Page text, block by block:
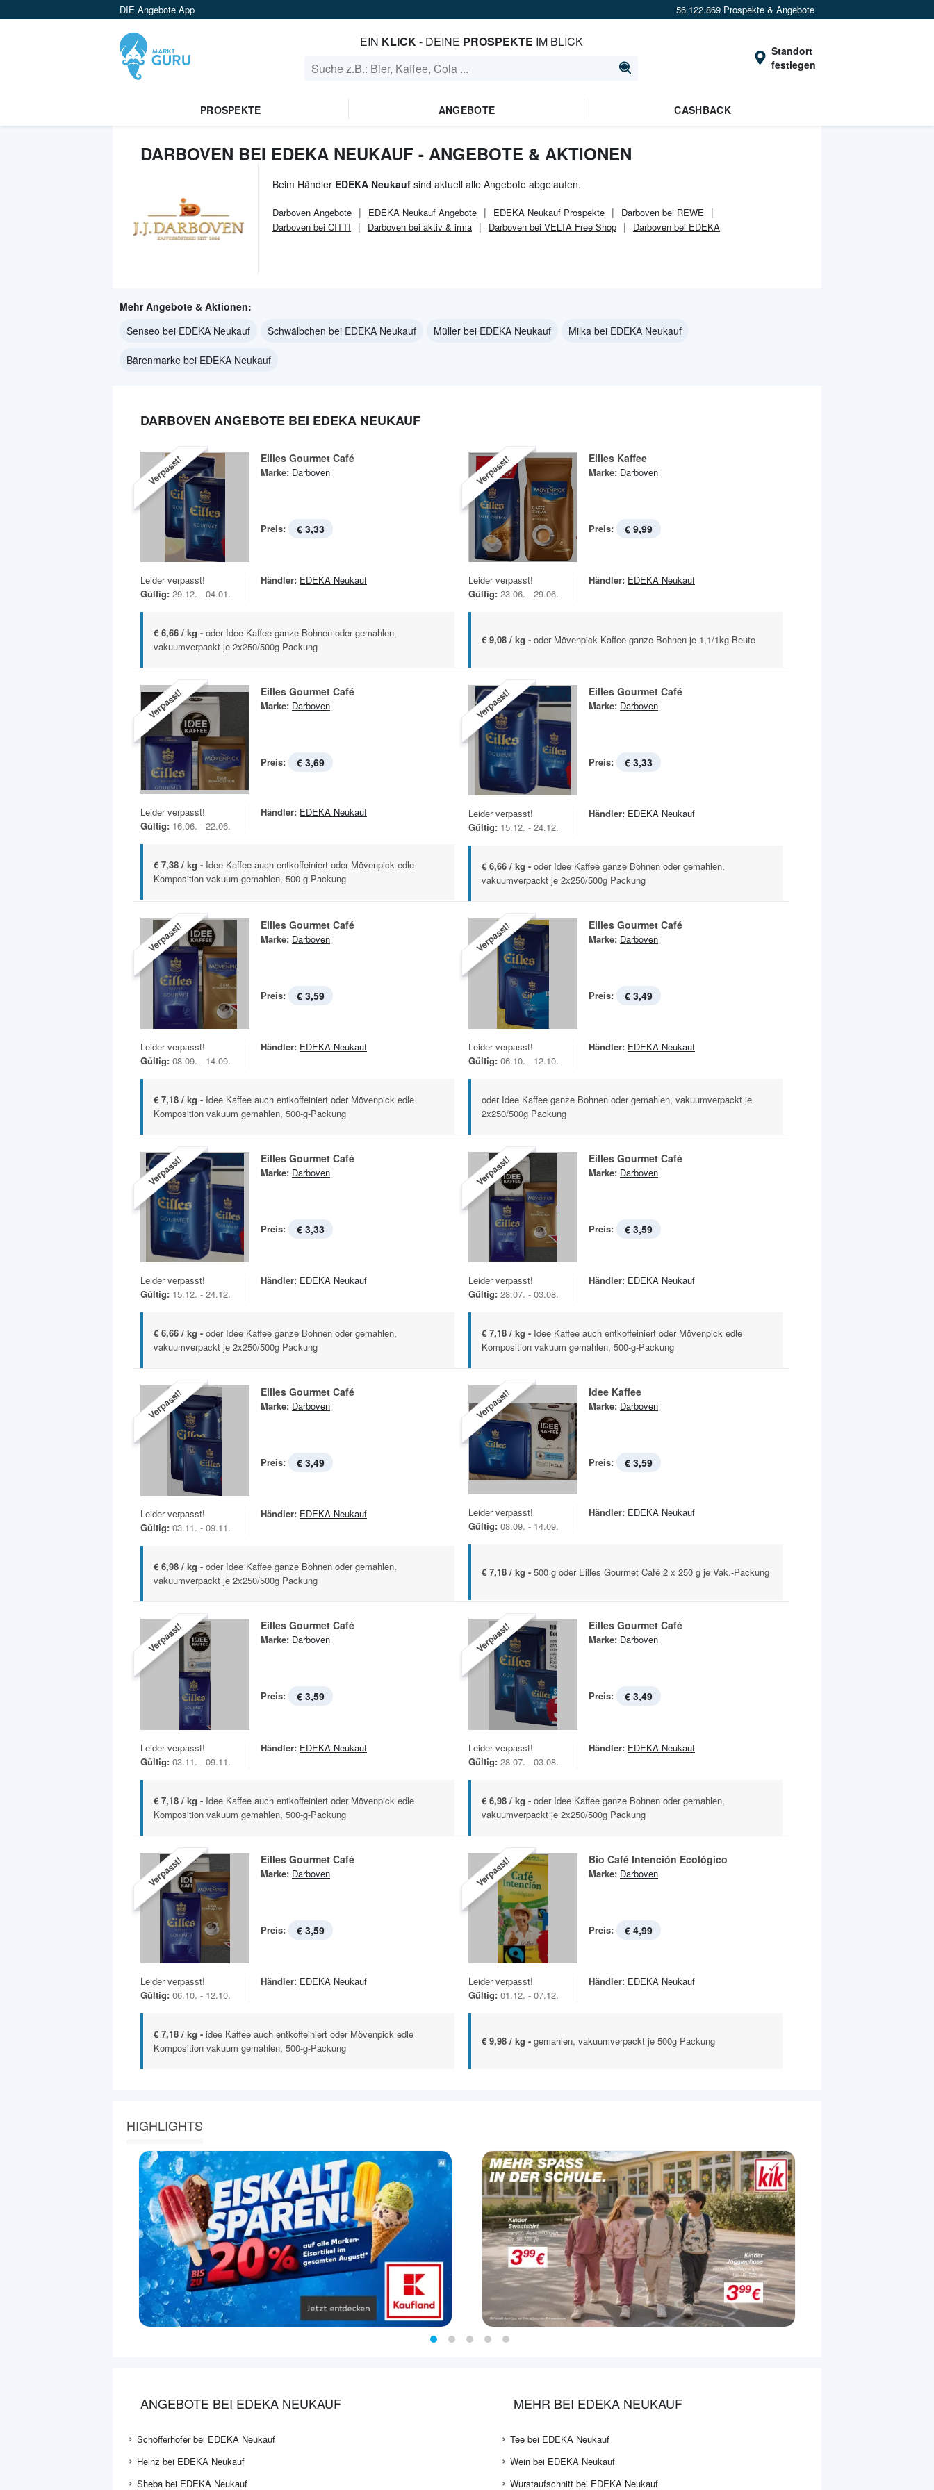
DIE Angebote App 56.122.869 Prospekte & Angebote
EIN KLICK- DEINE PROSPEKTE IM BLICK
Standort
festlegen
PROSPEKTE ANGEBOTE CASHBACK
DARBOVEN BEI EDEKA NEUKAUF - ANGEBOTE & AKTIONEN
Beim Händler EDEKA Neukauf sind aktuell alle Angebote abgelaufen.
Darboven Angebote EDEKA Neukauf Angebote EDEKA Neukauf Prospekte
Darboven bei REWE
Darboven bei CITTI
Darboven bei aktiv & irma Darboven bei VELTA Free Shop Darboven bei EDEKA
Mehr Angebote & Aktionen:
Senseo bei EDEKA Neukauf
Schwälbchen bei EDEKA Neukauf Müller bei EDEKA Neukauf Milka bei EDEKA Neukauf
Bärenmarke bei EDEKA Neukauf
DARBOVEN ANGEBOTE BEI EDEKA NEUKAUF
Verpasst! Eilles Gourmet Café
Marke: Darboven
Preis: € 3,33
Leider verpasst!
Gültig: 29.12. - 04.01.
Händler: EDEKA Neukauf
€ 6,66 / kg - oder Idee Kaffee ganze Bohnen oder gemahlen,
vakuumverpackt je 2x250/500g Packung
Verpasst! Eilles Kaffee
Marke: Darboven
Preis: € 9,99
Leider verpasst!
Gültig: 23.06. - 29.06.
Händler: EDEKA Neukauf
€ 9,08 / kg - oder Mövenpick Kaffee ganze Bohnen je 1,1/1kg Beute
Verpasst! Eilles Gourmet Café
Marke: Darboven
Preis: € 3,69
Leider verpasst!
Gültig: 16.06. - 22.06.
Händler: EDEKA Neukauf
€ 7,38 / kg - Idee Kaffee auch entkoffeiniert oder Mövenpick edle
Komposition vakuum gemahlen, 500-g-Packung
Verpasst! Eilles Gourmet Café
Marke: Darboven
Preis: € 3,33
Leider verpasst!
Gültig: 15.12. - 24.12.
Händler: EDEKA Neukauf
€ 6,66 / kg - oder Idee Kaffee ganze Bohnen oder gemahlen,
vakuumverpackt je 2x250/500g Packung
Verpasst! Eilles Gourmet Café
Marke: Darboven
Preis: € 3,59
Leider verpasst!
Gültig: 08.09. - 14.09.
Händler: EDEKA Neukauf
€ 7,18 / kg - Idee Kaffee auch entkoffeiniert oder Mövenpick edle
Komposition vakuum gemahlen, 500-g-Packung
Verpasst! Eilles Gourmet Café
Marke: Darboven
Preis: € 3,49
Leider verpasst!
Gültig: 06.10. - 12.10.
Händler: EDEKA Neukauf
oder Idee Kaffee ganze Bohnen oder gemahlen, vakuumverpackt je
2x250/500g Packung
Verpasst! Eilles Gourmet Café
Marke: Darboven
Preis: € 3,33
Leider verpasst!
Gültig: 15.12. - 24.12.
Händler: EDEKA Neukauf
€ 6,66 / kg - oder Idee Kaffee ganze Bohnen oder gemahlen,
vakuumverpackt je 2x250/500g Packung
Verpasst! Eilles Gourmet Café
Marke: Darboven
Preis: € 3,59
Leider verpasst!
Gültig: 28.07. - 03.08.
Händler: EDEKA Neukauf
€ 7,18 / kg - Idee Kaffee auch entkoffeiniert oder Mövenpick edle
Komposition vakuum gemahlen, 500-g-Packung
Verpasst! Eilles Gourmet Café
Marke: Darboven
Preis: € 3,49
Leider verpasst!
Gültig: 03.11. - 09.11.
Händler: EDEKA Neukauf
€ 6,98 / kg - oder Idee Kaffee ganze Bohnen oder gemahlen,
vakuumverpackt je 2x250/500g Packung
Verpasst! Idee Kaffee
Marke: Darboven
Preis: € 3,59
Leider verpasst!
Gültig: 08.09. - 14.09.
Händler: EDEKA Neukauf
€ 7,18 / kg - 500 g oder Eilles Gourmet Café 2 x 250 g je Vak.-Packung
Verpasst! Eilles Gourmet Café
Marke: Darboven
Preis: € 3,59
Leider verpasst!
Gültig: 03.11. - 09.11.
Händler: EDEKA Neukauf
€ 7,18 / kg - Idee Kaffee auch entkoffeiniert oder Mövenpick edle
Komposition vakuum gemahlen, 500-g-Packung
Verpasst! Eilles Gourmet Café
Marke: Darboven
Preis: € 3,49
Leider verpasst!
Gültig: 28.07. - 03.08.
Händler: EDEKA Neukauf
€ 6,98 / kg - oder Idee Kaffee ganze Bohnen oder gemahlen,
vakuumverpackt je 2x250/500g Packung
Verpasst! Eilles Gourmet Café
Marke: Darboven
Preis: € 3,59
Leider verpasst!
Gültig: 06.10. - 12.10.
Händler: EDEKA Neukauf
€ 7,18 / kg - idee Kaffee auch entkoffeiniert oder Mövenpick edle
Komposition vakuum gemahlen, 500-g-Packung
Verpasst! Bio Café Intención Ecológico
Marke: Darboven
Preis: € 4,99
Leider verpasst!
Gültig: 01.12. - 07.12.
Händler: EDEKA Neukauf
€ 9,98 / kg - gemahlen, vakuumverpackt je 500g Packung
HIGHLIGHTS
ANGEBOTE BEI EDEKA NEUKAUF
Schöfferhofer bei EDEKA Neukauf
Heinz bei EDEKA Neukauf
Sheba bei EDEKA Neukauf
MEHR BEI EDEKA NEUKAUF
Tee bei EDEKA Neukauf
Wein bei EDEKA Neukauf
Wurstaufschnitt bei EDEKA Neukauf